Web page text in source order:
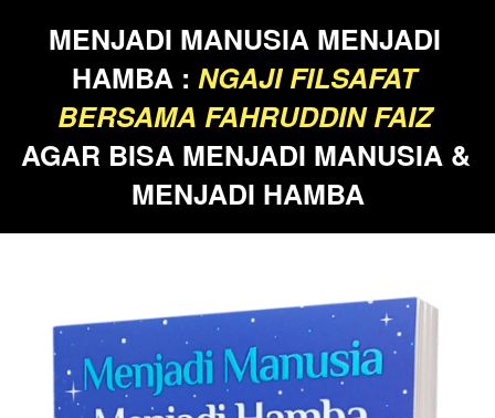
MENJADI MANUSIA MENJADI
HAMBA : NGAJI FILSAFAT
BERSAMA FAHRUDDIN FAIZ
AGAR BISA MENJADI MANUSIA &
MENJADI HAMBA